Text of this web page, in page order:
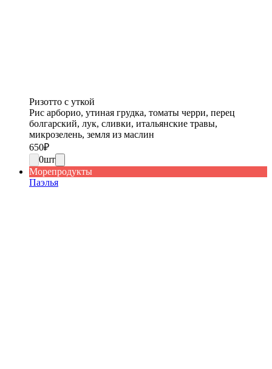
Ризотто с уткой
Рис арборио, утиная грудка, томаты черри, перец
болгарский, лук, сливки, итальянские травы,
микрозелень, земля из маслин
650₽
0шт
Морепродукты
Паэлья